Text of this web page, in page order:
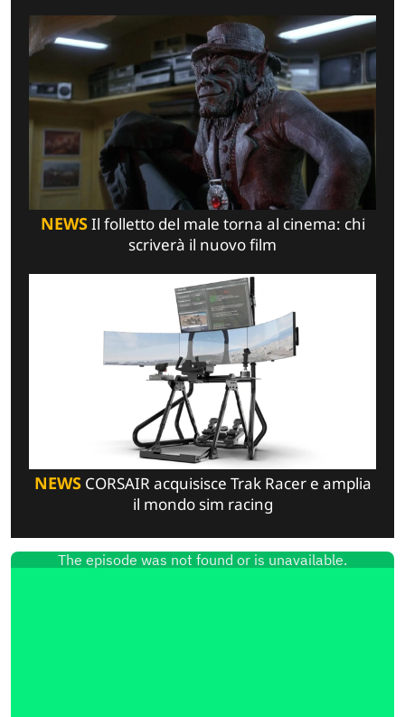
NEWSIl folletto del male torna al cinema: chi
scriverà il nuovo film
NEWSCORSAIR acquisisce Trak Racer e amplia
il mondo sim racing